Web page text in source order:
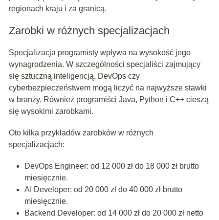
regionach kraju i za granicą.
Zarobki w różnych specjalizacjach
Specjalizacja programisty wpływa na wysokość jego
wynagrodzenia. W szczególności specjaliści zajmujący
się sztuczną inteligencją, DevOps czy
cyberbezpieczeństwem mogą liczyć na najwyższe stawki
w branży. Również programiści Java, Python i C++ cieszą
się wysokimi zarobkami.
Oto kilka przykładów zarobków w różnych
specjalizacjach:
DevOps Engineer: od 12 000 zł do 18 000 zł brutto
miesięcznie.
AI Developer: od 20 000 zł do 40 000 zł brutto
miesięcznie.
Backend Developer: od 14 000 zł do 20 000 zł netto